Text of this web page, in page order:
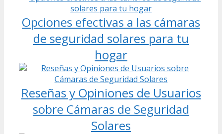
Opciones efectivas a las cámaras
de seguridad solares para tu
hogar
Reseñas y Opiniones de Usuarios
sobre Cámaras de Seguridad
Solares